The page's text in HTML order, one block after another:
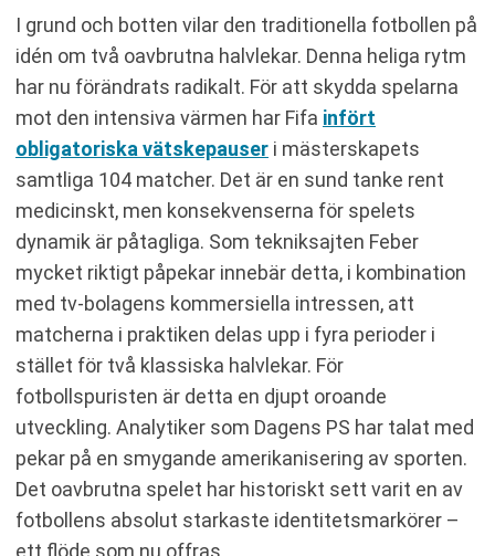
I grund och botten vilar den traditionella fotbollen på
idén om två oavbrutna halvlekar. Denna heliga rytm
har nu förändrats radikalt. För att skydda spelarna
mot den intensiva värmen har Fifa infört
obligatoriska vätskepauser i mästerskapets
samtliga 104 matcher. Det är en sund tanke rent
medicinskt, men konsekvenserna för spelets
dynamik är påtagliga. Som tekniksajten Feber
mycket riktigt påpekar innebär detta, i kombination
med tv-bolagens kommersiella intressen, att
matcherna i praktiken delas upp i fyra perioder i
stället för två klassiska halvlekar. För
fotbollspuristen är detta en djupt oroande
utveckling. Analytiker som Dagens PS har talat med
pekar på en smygande amerikanisering av sporten.
Det oavbrutna spelet har historiskt sett varit en av
fotbollens absolut starkaste identitetsmarkörer –
ett flöde som nu offras.